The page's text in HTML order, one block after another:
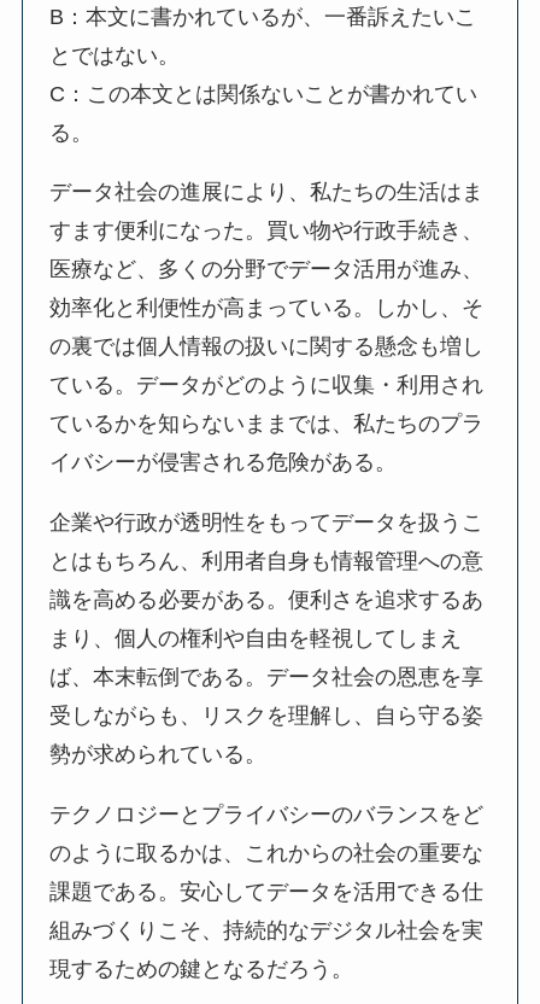
B：本文に書かれているが、一番訴えたいこ
とではない。
C：この本文とは関係ないことが書かれてい
る。
データ社会の進展により、私たちの生活はま
すます便利になった。買い物や行政手続き、
医療など、多くの分野でデータ活用が進み、
効率化と利便性が高まっている。しかし、そ
の裏では個人情報の扱いに関する懸念も増し
ている。データがどのように収集・利用され
ているかを知らないままでは、私たちのプラ
イバシーが侵害される危険がある。
企業や行政が透明性をもってデータを扱うこ
とはもちろん、利用者自身も情報管理への意
識を高める必要がある。便利さを追求するあ
まり、個人の権利や自由を軽視してしまえ
ば、本末転倒である。データ社会の恩恵を享
受しながらも、リスクを理解し、自ら守る姿
勢が求められている。
テクノロジーとプライバシーのバランスをど
のように取るかは、これからの社会の重要な
課題である。安心してデータを活用できる仕
組みづくりこそ、持続的なデジタル社会を実
現するための鍵となるだろう。